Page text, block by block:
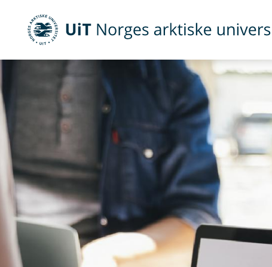
Gå til hovedinnhold
UiT Norges arktiske universitet